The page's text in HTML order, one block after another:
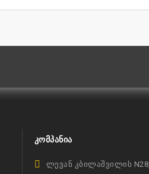
ᲙᲝᲛᲞᲐᲜᲘᲐ
ლევან კბილაშვილის N28,